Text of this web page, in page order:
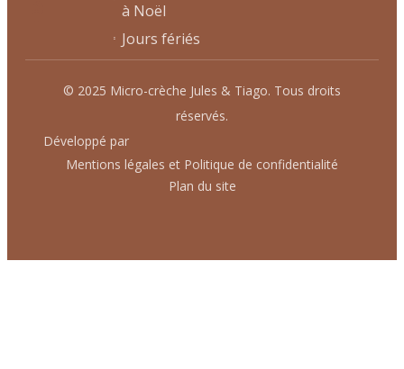
à Noël
Jours fériés
© 2025 Micro-crèche Jules & Tiago. Tous droits
réservés.
Développé par
Mentions légales et Politique de confidentialité
Plan du site